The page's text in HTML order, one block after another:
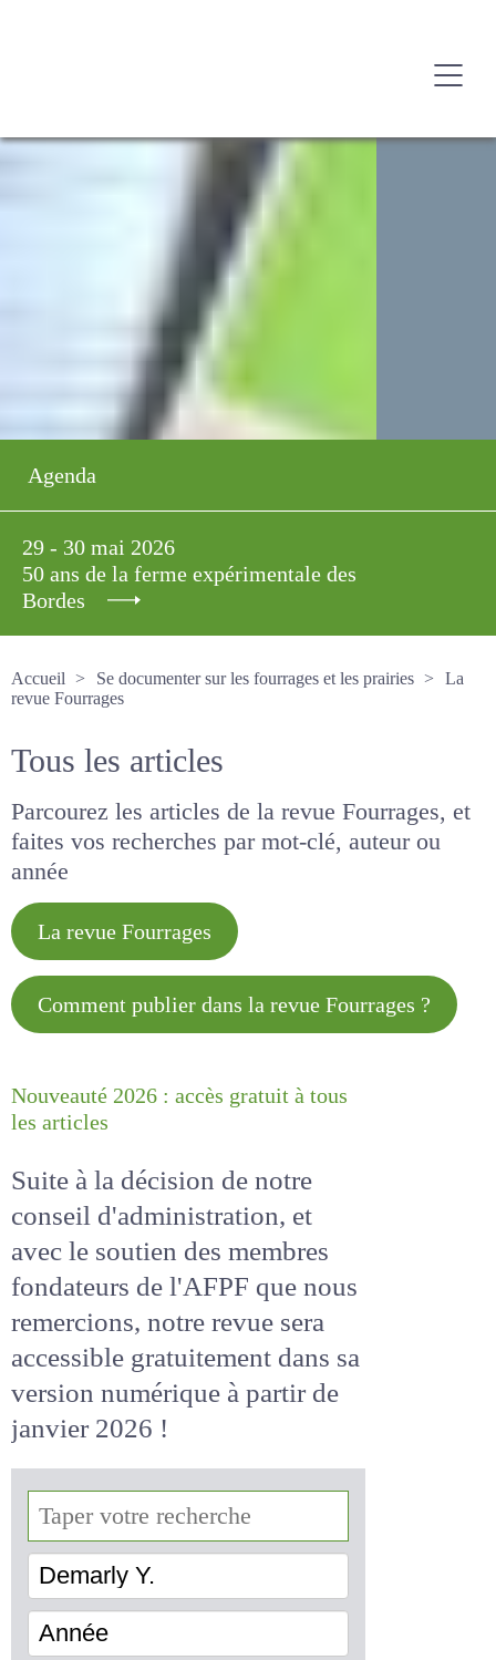
Agenda
29 - 30 mai 2026
50 ans de la ferme expérimentale des
Bordes
Accueil
Se documenter sur les fourrages et les prairies
La revue Fourrages
Tous les articles
Parcourez les articles de la revue Fourrages, et
faites vos recherches par mot-clé, auteur ou
année
La revue Fourrages
Comment publier dans la revue
Nouveauté 2026 : accès gratuit à
Suite à la décision de notre
conseil d'administration, et
avec le soutien des membres
fondateurs de l'AFPF que nous
remercions, notre revue sera
accessiblegratuitementdans
sa version numérique
de janvier 2026 !
Demarly Y.